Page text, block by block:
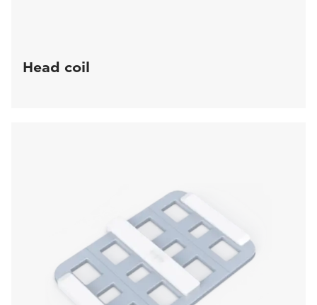
Head coil